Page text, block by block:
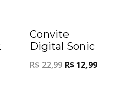
Convite
Digital Sonic
R$22,99 R$ 12,99